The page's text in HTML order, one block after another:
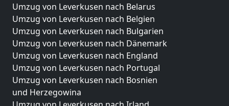
Umzug von Leverkusen nach Belarus
Umzug von Leverkusen nach Belgien
Umzug von Leverkusen nach Bulgarien
Umzug von Leverkusen nach Dänemark
Umzug von Leverkusen nach England
Umzug von Leverkusen nach Portugal
Umzug von Leverkusen nach Bosnien
und Herzegowina